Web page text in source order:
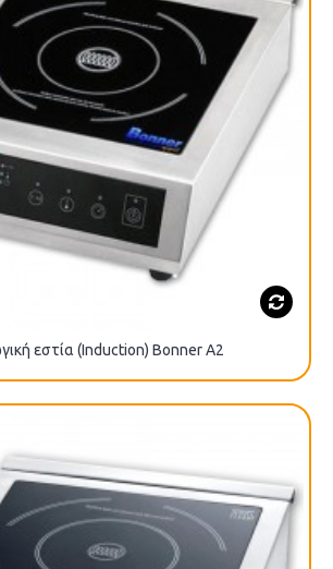
εστία (Induction) Βοnner A2